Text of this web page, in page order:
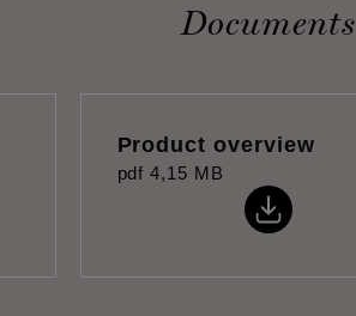
Documents
Product overview
pdf 4,15 MB